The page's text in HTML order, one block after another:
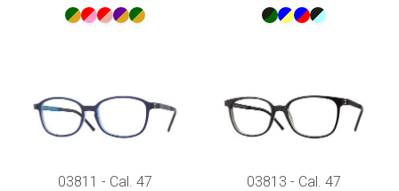
03811 - Cal. 47 03813 - Cal. 47